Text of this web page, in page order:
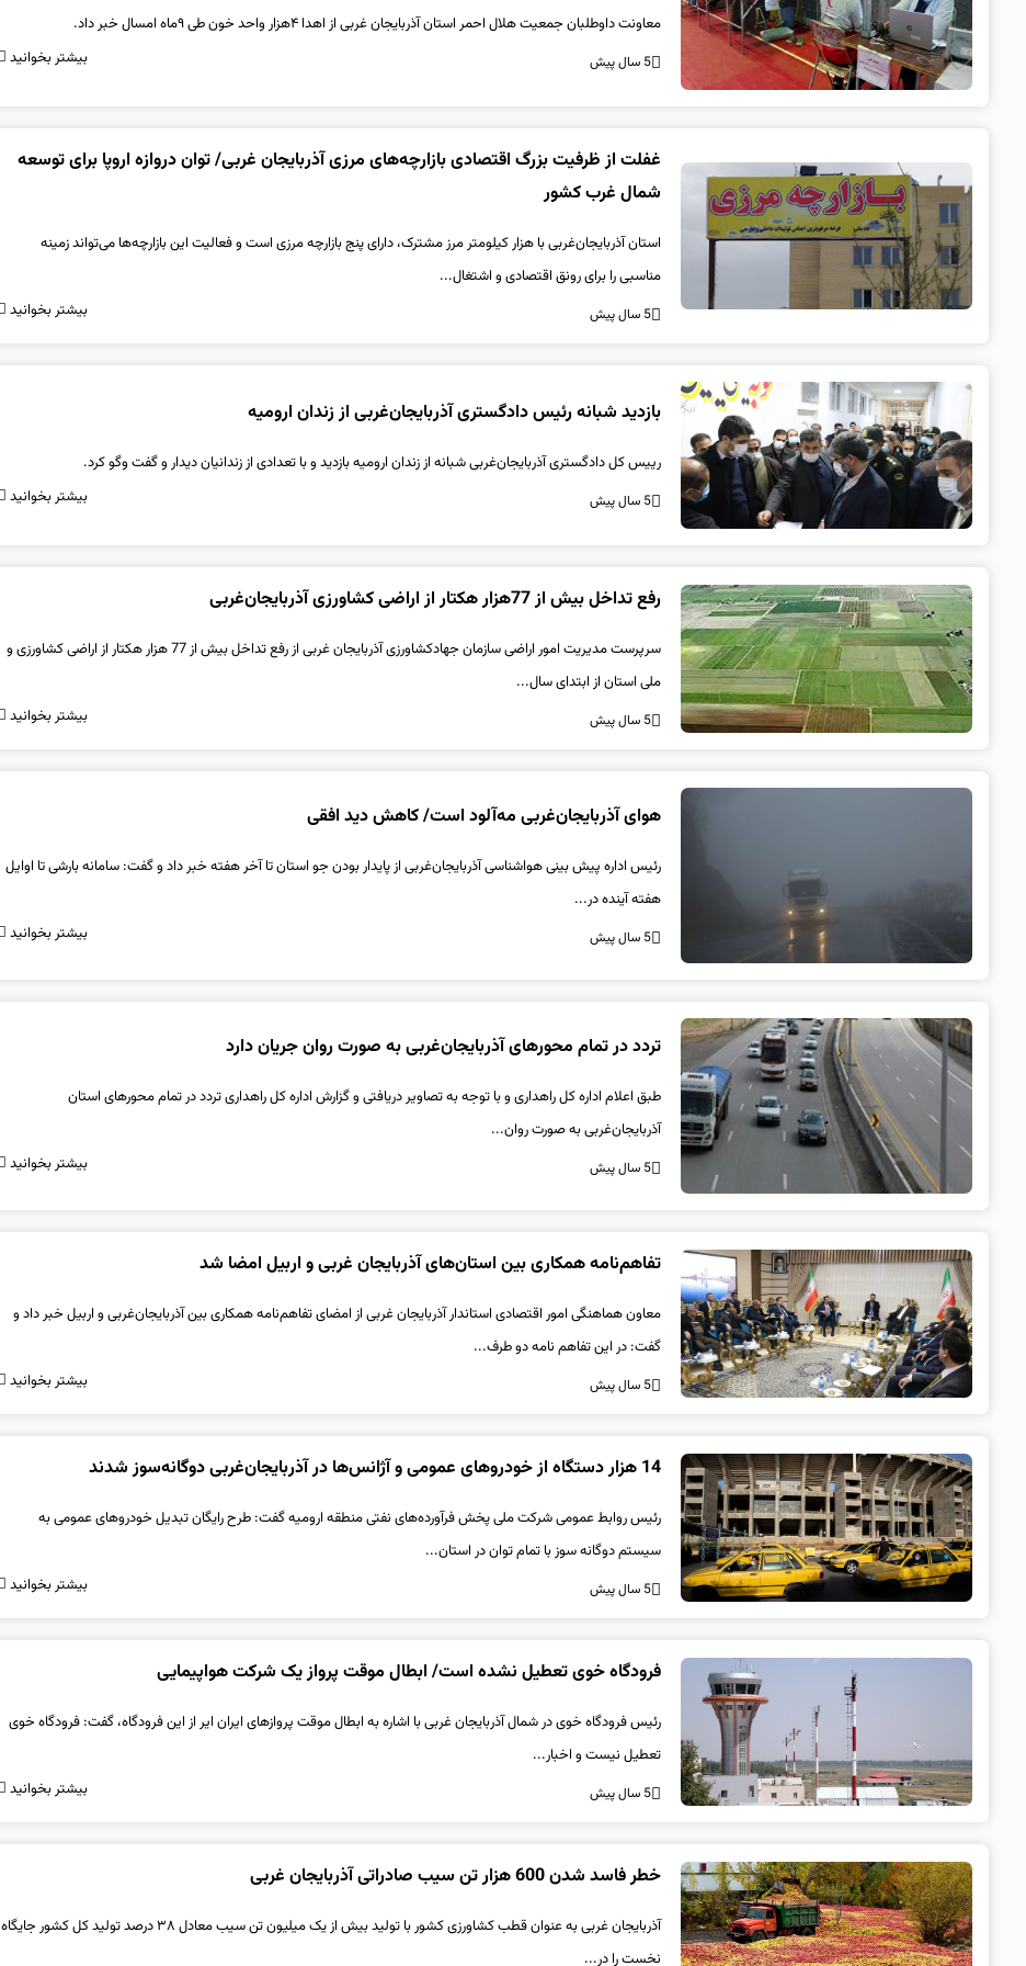
معاونت داوطلبان جمعیت هلال احمر استان آذربایجان غربی از اهدا ۴هزار واحد خون طی ۹ماه امسال خبر داد.
5 سال پیش بیشتر بخوانید
غفلت از ظرفیت بزرگ اقتصادی بازارچه‌های مرزی آذربایجان غربی/ توان دروازه اروپا برای توسعه
شمال غرب کشور
استان آذربایجان‌غربی با هزار کیلومتر مرز مشترک، دارای پنج بازارچه مرزی است و فعالیت این بازارچه‌ها می‌تواند زمینه
مناسبی را برای رونق اقتصادی و اشتغال...
5 سال پیش بیشتر بخوانید
بازدید شبانه رئیس دادگستری آذربایجان‌غربی از زندان‌ ارومیه
رییس کل دادگستری آذربایجان‌غربی شبانه از زندان ارومیه بازدید و با تعدادی از زندانیان دیدار و گفت‌ وگو کرد.
5 سال پیش بیشتر بخوانید
رفع تداخل بیش از 77هزار هکتار از اراضی کشاورزی آذربایجان‌غربی
سرپرست مدیریت امور اراضی سازمان جهادکشاورزی آذربایجان غربی از رفع تداخل بیش از 77 هزار هکتار از اراضی کشاورزی و
ملی استان از ابتدای سال...
5 سال پیش بیشتر بخوانید
هوای آذربایجان‌غربی مه‌آلود است/ کاهش دید افقی
رئیس اداره پیش بینی هواشناسی آذربایجان‌غربی از پایدار بودن جو استان تا آخر هفته خبر داد و گفت: سامانه بارشی تا اوایل
هفته آینده در...
5 سال پیش بیشتر بخوانید
تردد در تمام محورهای آذربایجان‌غربی به صورت روان جریان دارد
طبق اعلام اداره کل راهداری و با توجه به تصاویر دریافتی و گزارش اداره کل راهداری تردد در تمام محورهای استان
آذربایجان‌غربی به صورت روان...
5 سال پیش بیشتر بخوانید
تفاهم‌نامه همکاری بین استان‌های آذربایجان غربی و اربیل امضا شد
معاون هماهنگی امور اقتصادی استاندار آذربایجان غربی از امضای تفاهم‌نامه همکاری بین آذربایجان‌غربی و اربیل خبر داد و
گفت: در این تفاهم نامه دو طرف...
5 سال پیش بیشتر بخوانید
14 هزار دستگاه از خودروهای عمومی و آژانس‌ها در آذربایجان‌غربی دوگانه‌سوز شدند
رئیس روابط عمومی شرکت ملی پخش فرآورده‌های نفتی منطقه ارومیه گفت: طرح رایگان تبدیل خودروهای عمومی به
سیستم دوگانه سوز با تمام توان در استان...
5 سال پیش بیشتر بخوانید
فرودگاه خوی تعطیل نشده است/ ابطال موقت پرواز یک شرکت هواپیمایی
رئیس فرودگاه خوی در شمال آذربایجان غربی با اشاره به ابطال موقت پروازهای ایران ایر از این فرودگاه، گفت: فرودگاه خوی
تعطیل نیست و اخبار...
5 سال پیش بیشتر بخوانید
خطر فاسد شدن 600 هزار تن سیب صادراتی آذربایجان‌ غربی
آذربایجان‌ غربی به عنوان قطب کشاورزی کشور با تولید بیش از یک میلیون تن سیب معادل ۳۸ درصد تولید کل کشور جایگاه
نخست را در...